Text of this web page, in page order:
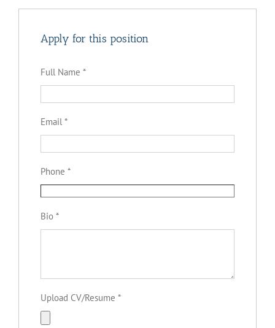
Apply for this position
Full Name *
Email *
Phone *
Bio *
Upload CV/Resume *